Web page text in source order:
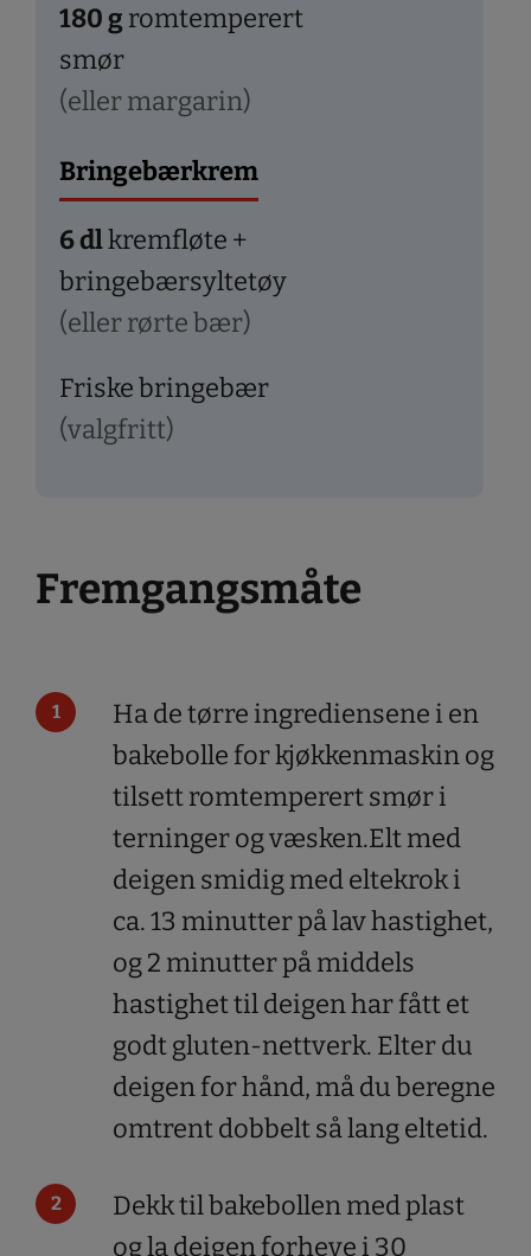
180g romtemperert
smør
(eller margarin)
Bringebærkrem
6dlkremfløte +
bringebærsyltetøy
(eller rørte bær)
Friske bringebær
(valgfritt)
Fremgangsmåte
Ha de tørre ingrediensene i en
bakebolle for kjøkkenmaskin og
tilsett romtemperert smør i
terninger og væsken.Elt med
deigen smidig med eltekrok i
ca. 13 minutter på lav hastighet,
og 2 minutter på middels
hastighet til deigen har fått et
godt gluten-nettverk. Elter du
deigen for hånd, må du beregne
omtrent dobbelt så lang eltetid.
Dekk til bakebollen med plast
og la deigen forheve i 30